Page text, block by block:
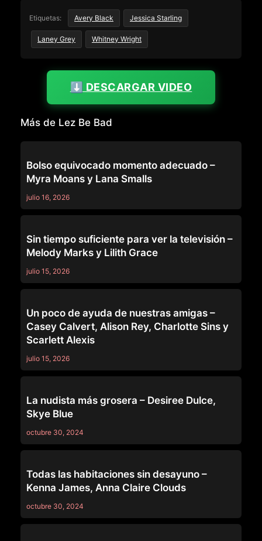
Etiquetas: Avery Black Jessica Starling
Laney Grey Whitney Wright
⬇️ DESCARGAR VIDEO
Más de Lez Be Bad
Bolso equivocado momento adecuado –
Myra Moans y Lana Smalls
julio 16, 2026
Sin tiempo suficiente para ver la televisión –
Melody Marks y Lilith Grace
julio 15, 2026
Un poco de ayuda de nuestras amigas –
Casey Calvert, Alison Rey, Charlotte Sins y
Scarlett Alexis
julio 15, 2026
La nudista más grosera – Desiree Dulce,
Skye Blue
octubre 30, 2024
Todas las habitaciones sin desayuno –
Kenna James, Anna Claire Clouds
octubre 30, 2024